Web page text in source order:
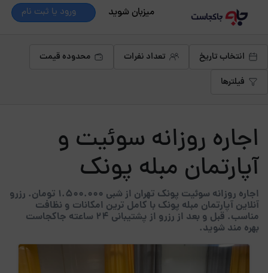
میزبان شوید ورود یا ثبت نام
انتخاب تاریخ تعداد نفرات
محدوده قیمت
فیلترها
اجاره روزانه سوئیت و
آپارتمان مبله پونک
اجاره روزانه سوئیت پونک تهران از شبی 1.500.000 تومان. رزرو
آنلاین آپارتمان مبله پونک با کامل ترین امکانات و نظافت
مناسب. قبل و بعد از رزرو از پشتیبانی 24 ساعته جاکجاست
بهره مند شوید.